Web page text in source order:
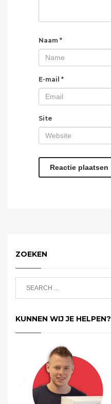
Naam *
E-mail *
Site
ZOEKEN
KUNNEN WIJ JE HELPEN?